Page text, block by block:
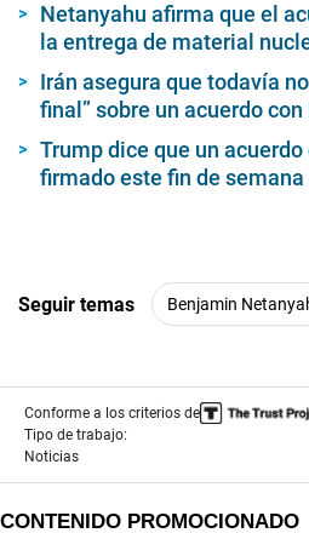
Netanyahu afirma que el
la entrega de material
Irán asegura que todavía
final” sobre un acuerdo
Trump dice que un
firmado este fin de semana
Seguir temas Benjamin
Conforme a los criterios de
Tipo de trabajo:
Noticias